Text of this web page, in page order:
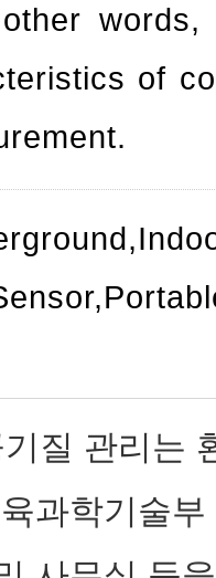
of
,
,
질 관리는
과학기술